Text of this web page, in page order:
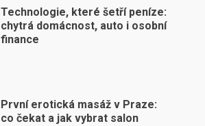
Technologie, které šetří peníze:
chytrá domácnost, auto i osobní
finance
První erotická masáž v Praze:
co čekat a jak vybrat salon